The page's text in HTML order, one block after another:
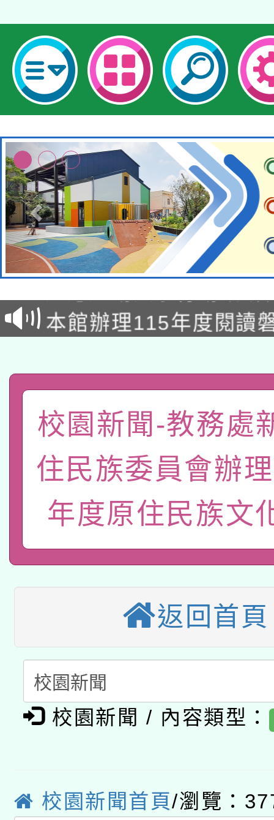
本校115學年度第2次
招甄選結果公告(無人
招)
適應運動共學行動站研
本館辦理115年度閱讀
科技賦能─人工智慧
礎課程
A3數位素養講師名單
「數位內容與教學軟
pilot」
有關大陸委員會函釋公
薪期間赴陸應申請許可
轉知經濟部水利署委託
業技術研究院辦理「
動」
115年8月22日(星期六
桃園市孔廟祈福系列
開 智慧啟航」
2026年桃園地景藝術
招甄選結果公告(無人
適應運動共學行動站研
本館辦理115年度閱讀
暨閱讀推動專業研習
科技賦能─人工智慧
礎課程
A3數位素養講師名單
「數位內容與教學軟
業技術研究院辦理「
115年8月22日(星期六
校園新聞-教務處
住民族委員會辦
年度原住民族文
返回首頁
校園新聞 / 內容類型：
校園新聞首頁/瀏覽：